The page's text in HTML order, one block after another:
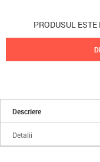
PRODUSUL
Descriere
Detalii